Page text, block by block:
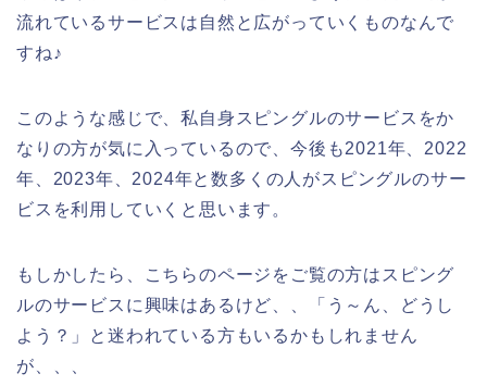
流れているサービスは自然と広がっていくものなんで
すね♪
このような感じで、私自身スピングルのサービスをか
なりの方が気に入っているので、今後も2021年、2022
年、2023年、2024年と数多くの人がスピングルのサー
ビスを利用していくと思います。
もしかしたら、こちらのページをご覧の方はスピング
ルのサービスに興味はあるけど、、「う～ん、どうし
よう？」と迷われている方もいるかもしれません
が、、、